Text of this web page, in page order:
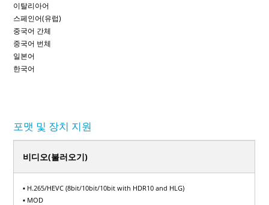
이탈리아어
스페인어(유럽)
중국어 간체
중국어 번체
일본어
한국어
포맷 및 장치 지원
비디오(불러오기)
▪ H.265/HEVC (8bit/10bit/10bit with HDR10 and HLG)
▪ MOD